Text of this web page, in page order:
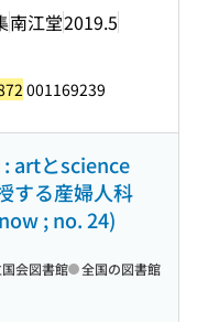
南江堂2019.5
001169239
artとscience
する産婦人科
; no. 24)
会図書館 全国の図書館